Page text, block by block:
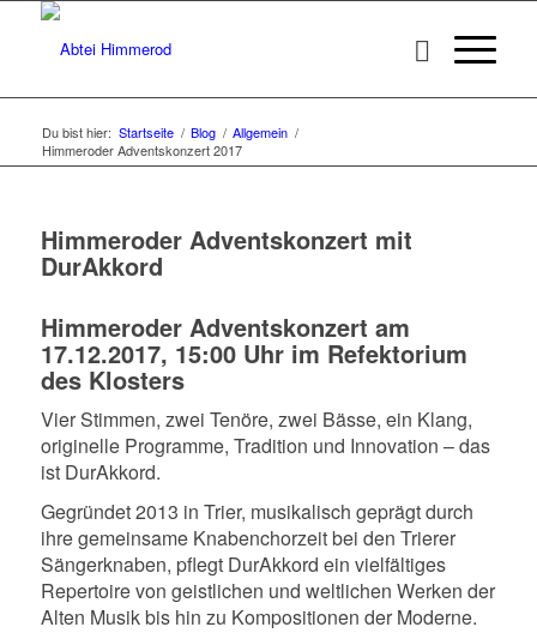
Du bist hier: Startseite / Blog / Allgemein /
Himmeroder Adventskonzert 2017
Himmeroder Adventskonzert mit
DurAkkord
Himmeroder Adventskonzert am
17.12.2017, 15:00 Uhr im Refektorium
des Klosters
Vier Stimmen, zwei Tenöre, zwei Bässe, ein Klang,
originelle Programme, Tradition und Innovation – das
ist DurAkkord.
Gegründet 2013 in Trier, musikalisch geprägt durch
ihre gemeinsame Knabenchorzeit bei den Trierer
Sängerknaben, pflegt DurAkkord ein vielfältiges
Repertoire von geistlichen und weltlichen Werken der
Alten Musik bis hin zu Kompositionen der Moderne.